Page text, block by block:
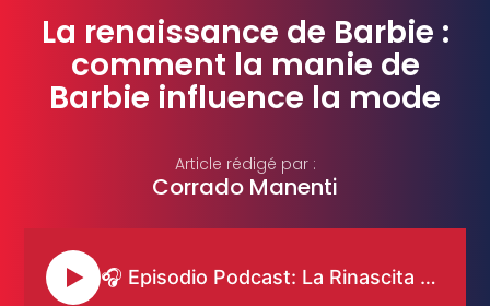
La renaissance de Barbie :
comment la manie de
Barbie influence la mode
Article rédigé par :
Corrado Manenti